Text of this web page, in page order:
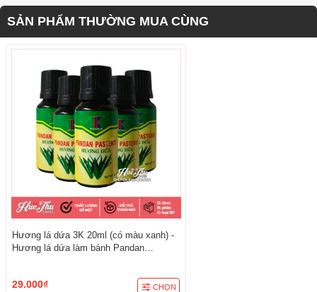
SẢN PHẨM THƯỜNG MUA CÙNG
Hương lá dứa 3K 20ml (có màu xanh) -
Hương lá dứa làm bánh Pandan
29.000₫ CHỌN